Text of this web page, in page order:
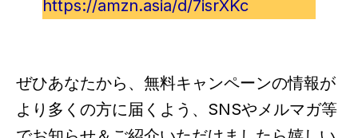
https://amzn.asia/d/7isrXKc
ぜひあなたから、無料キャンペーンの情報が
より多くの方に届くよう、SNSやメルマガ等